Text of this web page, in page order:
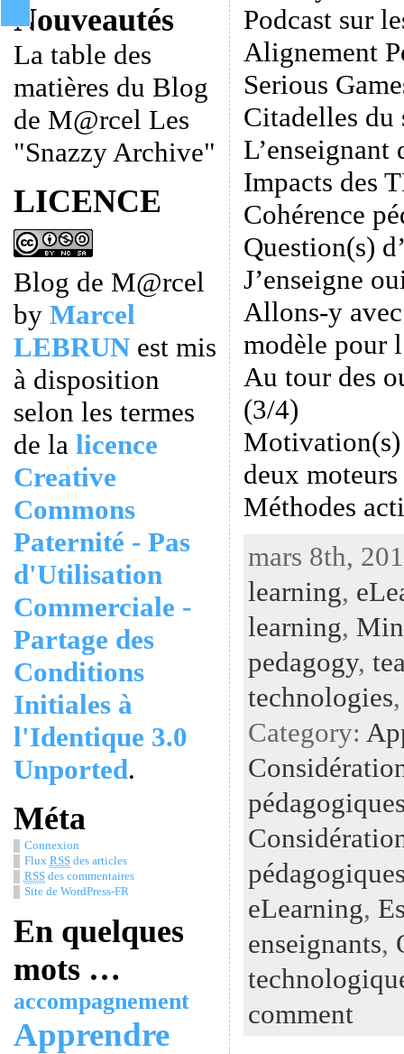
Nouveautés
La table des
matières du Blog
de M@rcel Les
"Snazzy Archive"
LICENCE
Blog de M@rcel
by Marcel
LEBRUNest mis
à disposition
selon les termes
de la licence
Creative
Commons
Paternité - Pas
d'Utilisation
Commerciale -
Partage des
Conditions
Initiales à
l'Identique 3.0
Unported.
Méta
Connexion
Flux RSSdes articles
RSSdes commentaires
Site de WordPress-FR
En quelques
mots …
accompagnement
Apprendre
Podcast sur
Alignement
Serious
Citadelles du
L’enseignant
Impacts des
Cohérence
Question(s)
J’enseigne
Allons-y
modèle pour
Au tour des
(3/4)
deux
Méthodes
mars 8th,
learning,
learning,
pedagogy,
technologies
Category:
eLearning,
enseignants,
comment